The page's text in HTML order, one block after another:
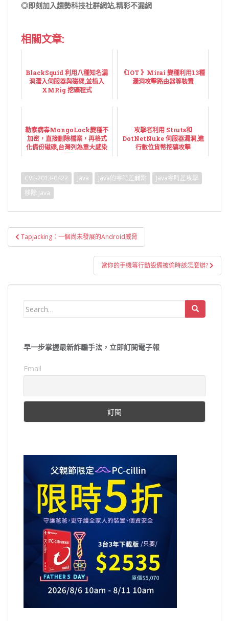
◎即刻加入趨勢科技社群網站,精彩不漏網
相關文章:
BlackSquid 利用八種知名漏
洞潛入伺服器與磁碟,並植入
XMRig 挖礦程式
《IOT 》Mirai 變種利用13種
漏洞攻擊路由器等裝置
勒索病毒MongoLock變種不
加密，直接刪除檔案，再格式
化備份磁碟,台灣列為重大感染
區
攻擊者利用 Struts和
DotNetNuke 伺服器漏洞,進
行數位貨幣挖礦攻擊
CVE-2013-0422 Java Java的零時差弱點
Java零時差攻擊
移除 Java
文
章
Tapjacking：一個尚未發展的Android威脅
當你的手機等行動設備被偷時該怎麼辦?
Search
早一步掌握最新詐騙手法，立即訂閱電子報
Email